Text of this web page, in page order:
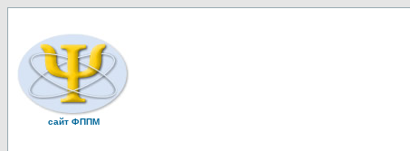
сайт ФППМ